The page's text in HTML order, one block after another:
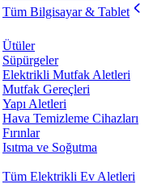
Tüm Bilgisayar & Tablet
Ütüler
Süpürgeler
Elektrikli Mutfak Aletleri
Mutfak Gereçleri
Yapı Aletleri
Hava Temizleme Cihazları
Fırınlar
Isıtma ve Soğutma
Tüm Elektrikli Ev Aletleri